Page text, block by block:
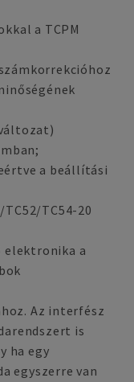
a TCPM
a beállítási
TC54-20
elektronika a
Az interfész
is
ha egy
egyszerre van